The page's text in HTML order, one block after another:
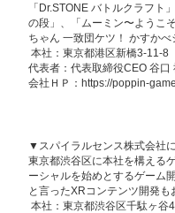
「Dr.STONE バトルクラフト
の段」、「ムーミン〜ようこ
ちゃん 一致団ケツ！ かすかべ
本社：東京都港区新橋3-11-
代表者：代表取締役CEO 谷口
会社ＨＰ： https://poppin-
▼スパイラルセンス株式会社
東京都渋谷区に本社を構える
ーシャルを始めとするゲーム
と言ったXRコンテンツ開発も
本社：東京都渋谷区千駄ヶ